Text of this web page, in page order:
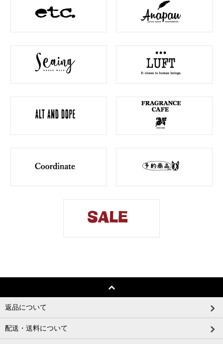
返品について
配送・送料について